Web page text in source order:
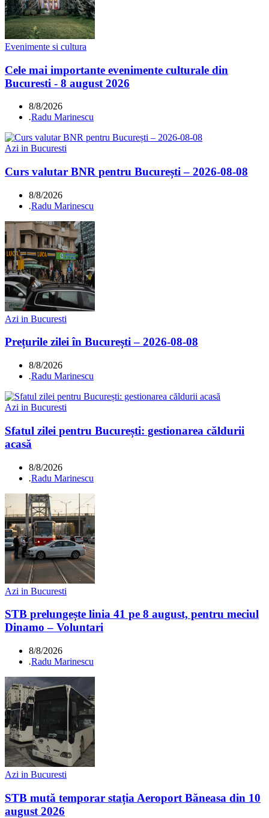
Evenimente si cultura
Cele mai importante evenimente culturale din
Bucuresti - 8 august 2026
8/8/2026
.Radu Marinescu
Azi in Bucuresti
Curs valutar BNR pentru București – 2026-08-08
8/8/2026
.Radu Marinescu
Azi in Bucuresti
Prețurile zilei în București – 2026-08-08
8/8/2026
.Radu Marinescu
Azi in Bucuresti
Sfatul zilei pentru București: gestionarea căldurii
acasă
8/8/2026
.Radu Marinescu
Azi in Bucuresti
STB prelungește linia 41 pe 8 august, pentru meciul
Dinamo – Voluntari
8/8/2026
.Radu Marinescu
Azi in Bucuresti
STB mută temporar stația Aeroport Băneasa din 10
august 2026